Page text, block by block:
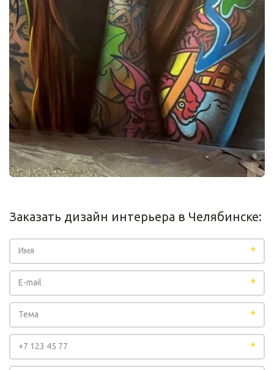
Заказать дизайн интерьера в Челябинске:
*
*
*
*